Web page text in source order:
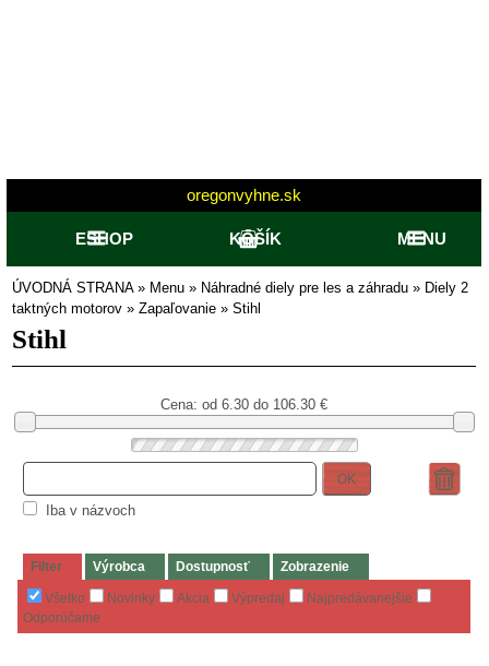
oregonvyhne.sk
ESHOP KOŠÍK MENU
ÚVODNÁ STRANA» Menu » Náhradné diely pre les a záhradu » Diely 2
taktných motorov » Zapaľovanie » Stihl
Stihl
Cena: od 6.30 do 106.30€
OK
Iba v názvoch
Filter Výrobca Dostupnosť Zobrazenie
Všetko Novinky Akcia Výpredaj
Najpredávanejšie
Odporúčame